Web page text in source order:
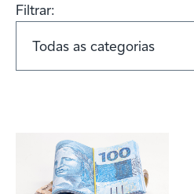
Filtrar: